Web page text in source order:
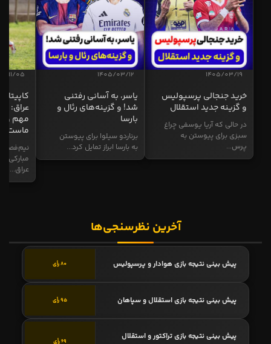
1405/03/19
خرید جنجالی پرسپولیس
و گزینه جدید استقلال
در حالی که آریا یوسفی چراغ
سبزی برای پیوستن به
پرس...
1405/03/12
یاسر، به آسانی رفتنی
شد! و گزینه‌های رئال و
بارسا
برناردو سیلوا برای پیوستن
به بارسا ابراز تمایل کرد...
11/05
عراق:
مهم و
ماست
نیم‌فصل
مبارکی
عراق...
آخرین نظرسنجی‌ها
پیش بینی نتیجه بازی هوادار و پرسپولیس 80 رأی
پیش بینی نتیجه بازی استقلال و سپاهان 95 رأی
پیش بینی نتیجه بازی تراکتور و استقلال
69 رأی